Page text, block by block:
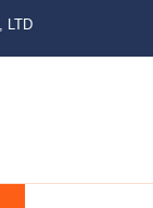
LTD